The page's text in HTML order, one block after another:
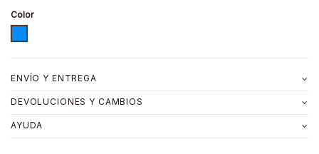
Color
ENVÍO Y ENTREGA
DEVOLUCIONES Y CAMBIOS
AYUDA